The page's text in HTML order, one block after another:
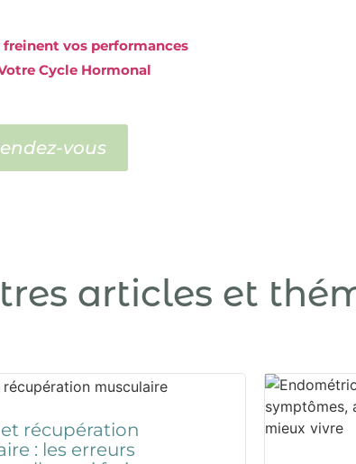
vos performances
Cycle Hormonal
vous
articles et
et récupération
: les erreurs